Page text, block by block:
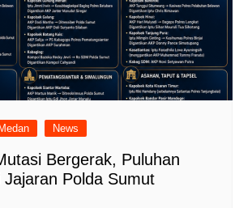
Medan News
Bergerak, Puluhan
Polda Sumut